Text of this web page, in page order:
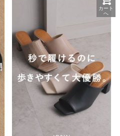
カート
へ